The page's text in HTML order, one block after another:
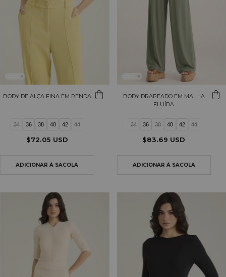
BODY DE ALÇA FINA EM RENDA
34 36 38 40 42 44
$72.05 USD
BODY DRAPEADO EM MALHA
FLUÍDA
34 36 38 40 42 44
$83.69 USD